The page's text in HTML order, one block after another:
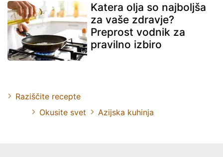
Katera olja so najboljša
za vaše zdravje?
Preprost vodnik za
pravilno izbiro
Raziščite recepte
Okusite svet
Azijska kuhinja